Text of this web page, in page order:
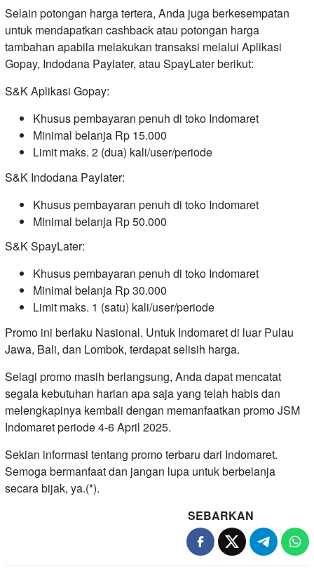
Selain potongan harga tertera, Anda juga berkesempatan
untuk mendapatkan cashback atau potongan harga
tambahan apabila melakukan transaksi melalui Aplikasi
Gopay, Indodana Paylater, atau SpayLater berikut:
S&K Aplikasi Gopay:
Khusus pembayaran penuh di toko Indomaret
Minimal belanja Rp 15.000
Limit maks. 2 (dua) kali/user/periode
S&K Indodana Paylater:
Khusus pembayaran penuh di toko Indomaret
Minimal belanja Rp 50.000
S&K SpayLater:
Khusus pembayaran penuh di toko Indomaret
Minimal belanja Rp 30.000
Limit maks. 1 (satu) kali/user/periode
Promo ini berlaku Nasional. Untuk Indomaret di luar Pulau
Jawa, Bali, dan Lombok, terdapat selisih harga.
Selagi promo masih berlangsung, Anda dapat mencatat
segala kebutuhan harian apa saja yang telah habis dan
melengkapinya kembali dengan memanfaatkan promo JSM
Indomaret periode 4-6 April 2025.
Sekian informasi tentang promo terbaru dari Indomaret.
Semoga bermanfaat dan jangan lupa untuk berbelanja
secara bijak, ya.(*).
SEBARKAN